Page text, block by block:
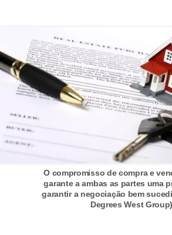
O compromisso de compra e
garante a ambas as partes uma
garantir a negociação bem
Degrees West Group)
é
b
i
o
E